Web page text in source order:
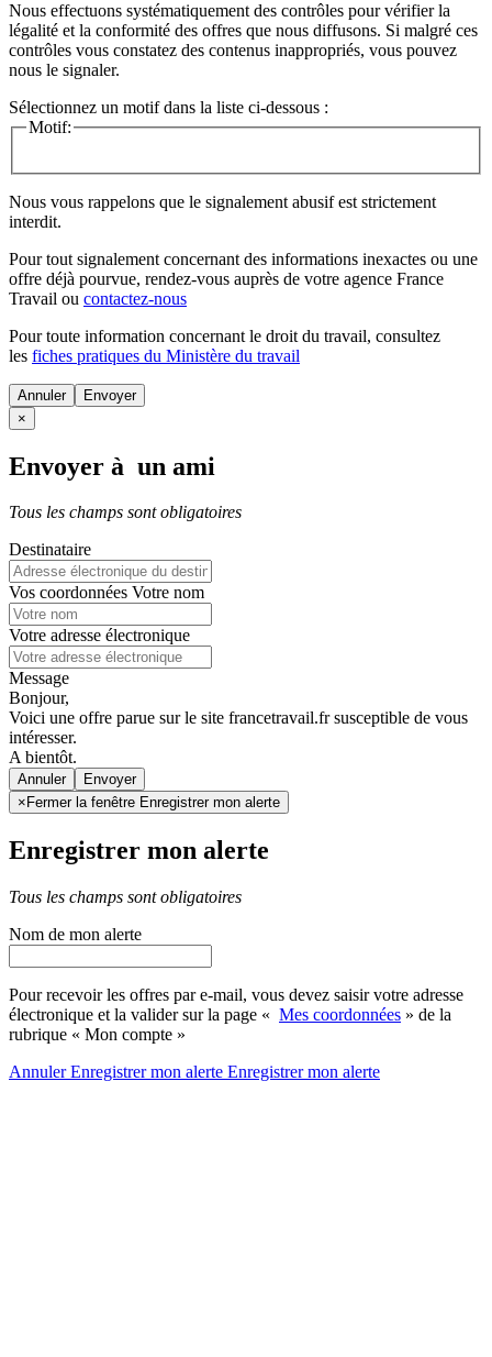
Nous effectuons systématiquement des contrôles pour vérifier la
légalité et la conformité des offres que nous diffusons. Si malgré ces
contrôles vous constatez des contenus inappropriés, vous pouvez
nous le signaler.
Sélectionnez un motif dans la liste ci-dessous :
Motif:
Nous vous rappelons que le signalement abusif est strictement
interdit.
Pour tout signalement concernant des informations inexactes ou une
offre déjà pourvue, rendez-vous auprès de votre agence France
Travail ou contactez-nous
Pour toute information concernant le droit du travail, consultez
les fiches pratiques du Ministère du travail
Annuler
×
Envoyer à un ami
Tous les champs sont obligatoires
Destinataire
Vos coordonnées Votre nom
Votre adresse électronique
Message
Bonjour,
Voici une offre parue sur le site francetravail.fr susceptible de vous
intéresser.
A bientôt.
Annuler
× Fermer la fenêtre Enregistrer mon alerte
Enregistrer mon alerte
Tous les champs sont obligatoires
Nom de mon alerte
Pour recevoir les offres par e-mail, vous devez saisir votre adresse
électronique et la valider sur la page « Mes coordonnées » de la
rubrique « Mon compte »
AnnulerEnregistrer mon alerte Enregistrermon alerte